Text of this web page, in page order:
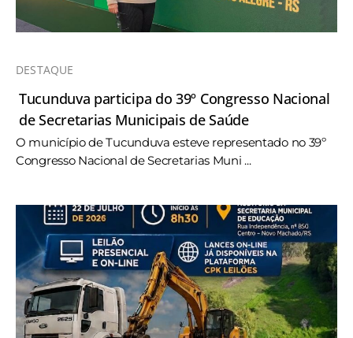
DESTAQUE
Tucunduva participa do 39º Congresso Nacional
de Secretarias Municipais de Saúde
O município de Tucunduva esteve representado no 39º
Congresso Nacional de Secretarias Muni ...